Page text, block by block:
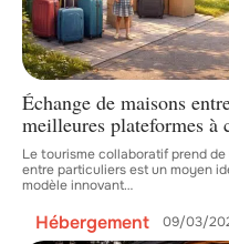
Échange de maisons
meilleures plateformes à
Le tourisme collaboratif prend
entre particuliers est un moyen
modèle innovant…
Hébergement 09/03/